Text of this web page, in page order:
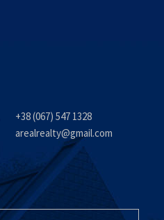
+38 (067) 547 1328
arealrealty@gmail.com